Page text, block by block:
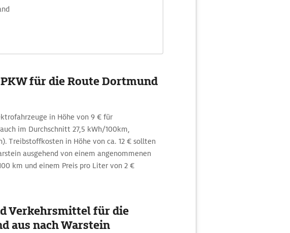
für die Route Dortmund
in Höhe von 9 € für
im Durchschnitt 27,5 kWh/100km,
Treibstoffkosten in Höhe von ca. 12 € sollten
ausgehend von einem angenommenen
km und einem Preis pro Liter von 2 €
Verkehrsmittel für die
aus nach Warstein